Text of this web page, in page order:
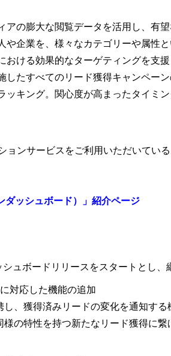
アの膨大な閲覧データを活用し、有
や企業を、様々なカテゴリーや属性
おける効果的なターゲティングを支援
したすべてのリード獲得キャンペー
ッキング。関心度が高まったタイミ
ョンサービスをご利用いただいてい
ダッシュボード）」紹介ページ
ュボードリリースをスタートとし
対応した機能の追加
、獲得済みリードの変化を通知する
の特性を持つ新たなリード獲得に繋